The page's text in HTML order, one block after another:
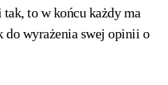
to w końcu każdy ma
do wyrażenia swej opinii o